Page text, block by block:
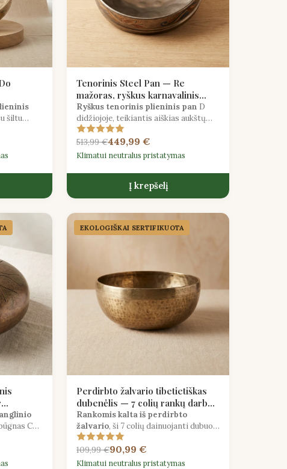
šiltu
Tenorinis Steel Pan — Re
mažoras, ryškus karnavalinis
tonas
Ryškus tenorinis plieninis pan D
didžiojoje, teikiantis aiškias aukštų
registrų melodijas, idealiai tinka
pagrindinėms partijoms ir soliniam
pasirodymui.
513,99 €449,99 €
Klimatui neutralus pristatymas
Į krepšelį
C
EKOLOGIŠKAI SERTIFIKUOTA
Perdirbto žalvario tibetietiškas
dubenėlis — 7 colių rankų darbo
meditacinis
Rankomis kalta iš perdirbto
žalvario, ši 7 colių dainuojanti dubuo
skleidžia turtingus harmonikus
meditacijai ir garso terapijai su tvaria
siela.
109,99 €90,99 €
Klimatui neutralus pristatymas